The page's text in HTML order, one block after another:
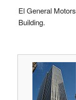
El General Motors
Building.